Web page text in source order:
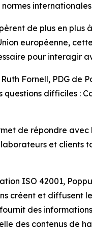
de plus en plus
européenne,
pour interagir
Fornell, PDG de
difficiles :
de répondre
et clients
ISO 42001,
créent et diffusent
des
des contenus de